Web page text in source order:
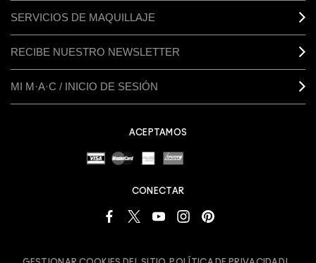
SERVICIOS DE MAQUILLAJE
RECIBE NUESTRO NEWSLETTER
MI M·A·C / INICIO DE SESIÓN
ACEPTAMOS
CONECTAR